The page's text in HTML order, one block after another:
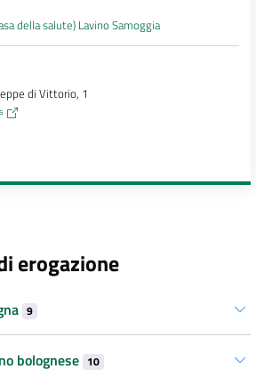
della salute) Lavino Samoggia
di Vittorio, 1
erogazione
9
bolognese 10